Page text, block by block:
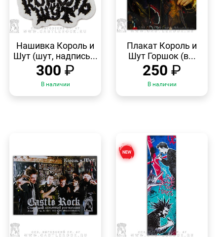
ПРОСМОТР
Нашивка Король и
Шут (шут, надпись...
300 ₽
В наличии
ПРОСМОТР
Плакат Король и
Шут Горшок (в...
250 ₽
В наличии